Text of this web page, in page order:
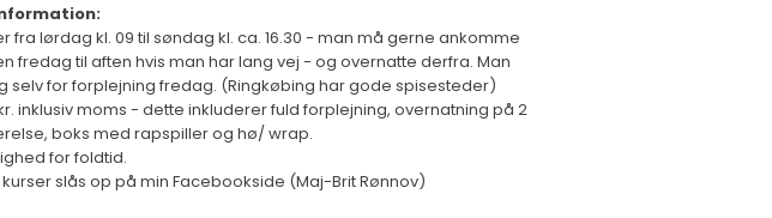
fra lørdag kl. 09 til søndag kl. ca. 16.30 - man må gerne ankomme
fredag til aften hvis man har lang vej - og overnatte derfra. Man
selv for forplejning fredag. (Ringkøbing har gode spisesteder)
inklusiv moms - dette inkluderer fuld forplejning, overnatning på 2
boks med rapspiller og hø/ wrap.
for foldtid.
slås op på min Facebookside (Maj-Brit Rønnov)